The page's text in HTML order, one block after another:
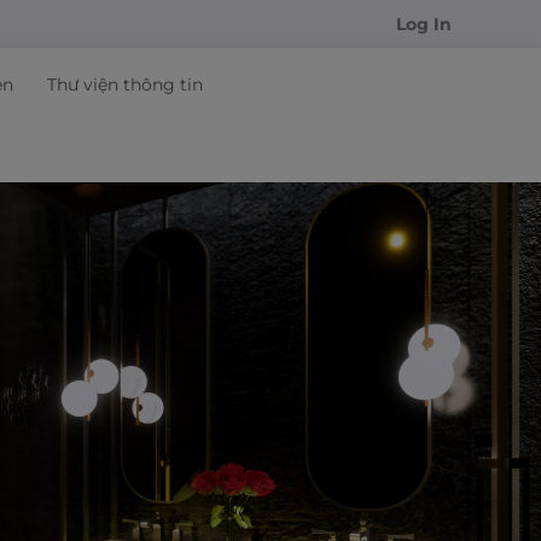
Log In
Thư viện thông tin